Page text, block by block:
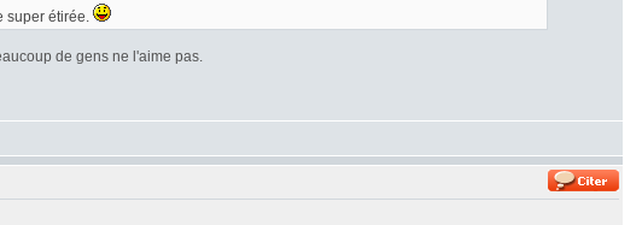
super étirée.
de gens ne l'aime pas.